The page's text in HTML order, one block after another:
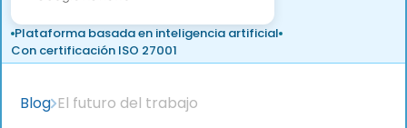
Plataforma basada en inteligencia artificial
Con certificación ISO 27001
Blog El futuro del trabajo